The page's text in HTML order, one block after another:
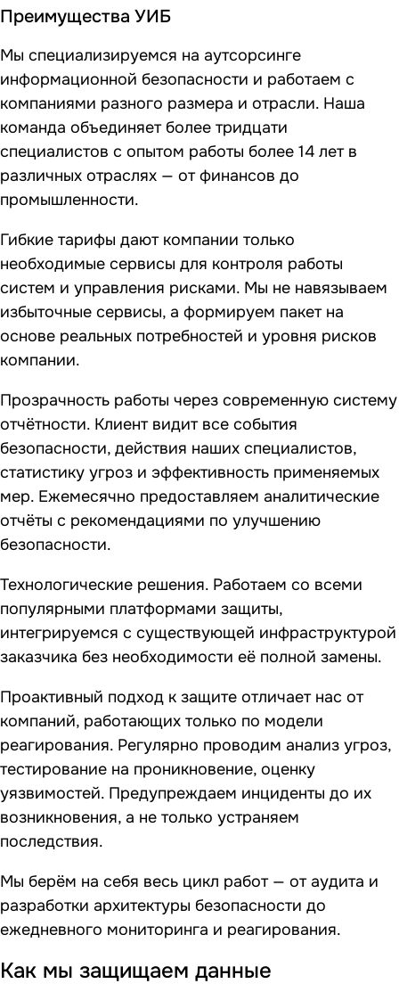
Преимущества УИБ
Мы специализируемся на аутсорсинге
информационной безопасности и работаем с
компаниями разного размера и отрасли. Наша
команда объединяет более тридцати
специалистов с опытом работы более 14 лет в
различных отраслях — от финансов до
промышленности.
Гибкие тарифы дают компании только
необходимые сервисы для контроля работы
систем и управления рисками. Мы не навязываем
избыточные сервисы, а формируем пакет на
основе реальных потребностей и уровня рисков
компании.
Прозрачность работы через современную систему
отчётности. Клиент видит все события
безопасности, действия наших специалистов,
статистику угроз и эффективность применяемых
мер. Ежемесячно предоставляем аналитические
отчёты с рекомендациями по улучшению
безопасности.
Технологические решения. Работаем со всеми
популярными платформами защиты,
интегрируемся с существующей инфраструктурой
заказчика без необходимости её полной замены.
Проактивный подход к защите отличает нас от
компаний, работающих только по модели
реагирования. Регулярно проводим анализ угроз,
тестирование на проникновение, оценку
уязвимостей. Предупреждаем инциденты до их
возникновения, а не только устраняем
последствия.
Мы берём на себя весь цикл работ — от аудита и
разработки архитектуры безопасности до
ежедневного мониторинга и реагирования.
Как мы защищаем данные